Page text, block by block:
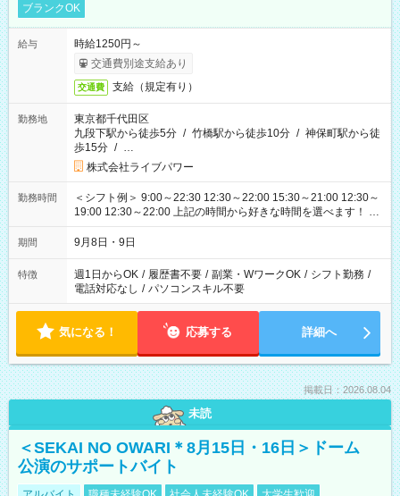
ブランクOK
給与
時給1250円～
交通費別途支給あり
交通費 支給（規定有り）
勤務地
東京都千代田区
九段下駅から徒歩5分 / 竹橋駅から徒歩10分 / 神保町駅から徒
歩15分 / …
株式会社ライブパワー
勤務時間
＜シフト例＞ 9:00～22:30 12:30～22:00 15:30～21:00 12:30～
19:00 12:30～22:00 上記の時間から好きな時間を選べます！ ※
時間は変更となる可能性があります
期間 9月8日・9日
特徴 週1日からOK / 履歴書不要 / 副業・WワークOK / シフト勤務 /
電話対応なし / パソコンスキル不要
気になる！ 応募する 詳細へ
掲載日：2026.08.04
未読
＜SEKAI NO OWARI＊8月15日・16日＞ドーム
公演のサポートバイト